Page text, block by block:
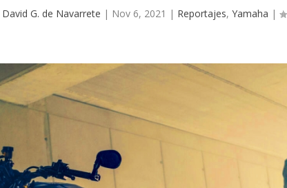
David G. de Navarrete | Nov 6, 2021 | Reportajes,Yamaha |